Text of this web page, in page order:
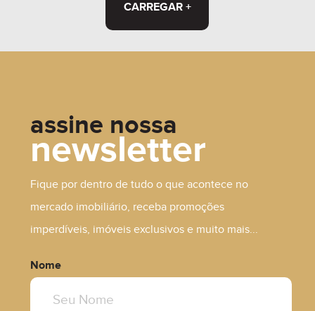
CARREGAR +
assine nossa
newsletter
Fique por dentro de tudo o que acontece no
mercado imobiliário, receba promoções
imperdíveis, imóveis exclusivos e muito mais...
Nome